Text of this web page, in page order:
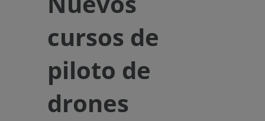
cursos de
piloto de
drones